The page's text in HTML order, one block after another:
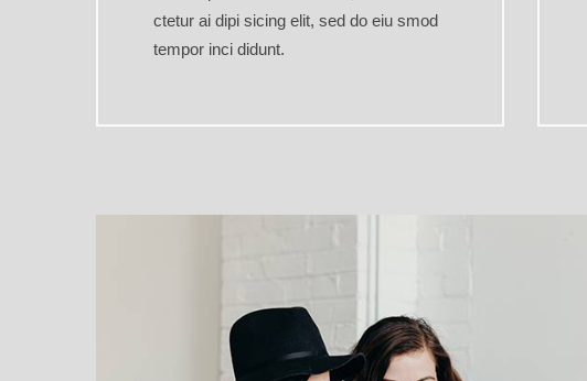
ctetur ai dipi sicing elit, sed do eiu smod
tempor inci didunt.